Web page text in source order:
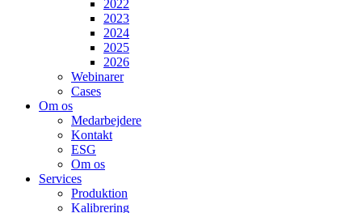
2022
2023
2024
2025
2026
Webinarer
Cases
Om os
Medarbejdere
Kontakt
ESG
Om os
Services
Produktion
Kalibrering